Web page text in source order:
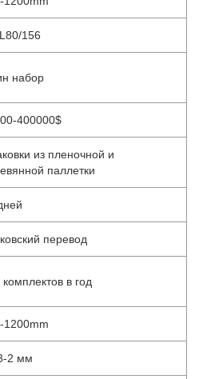
156
набор
400000$
из пленочной и
паллетки
перевод
комплектов в год
1200mm
2 мм